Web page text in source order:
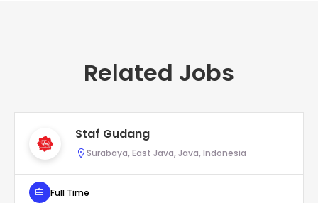
Related Jobs
Staf Gudang
Surabaya, East Java, Java, Indonesia
Full Time